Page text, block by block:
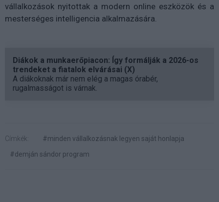
vállalkozások nyitottak a modern online eszközök és a
mesterséges intelligencia alkalmazására.
Diákok a munkaerőpiacon: Így formálják a 2026-os
trendeket a fiatalok elvárásai (X)
A diákoknak már nem elég a magas órabér,
rugalmasságot is várnak.
Címkék:
#minden vállalkozásnak legyen saját honlapja
#demján sándor program